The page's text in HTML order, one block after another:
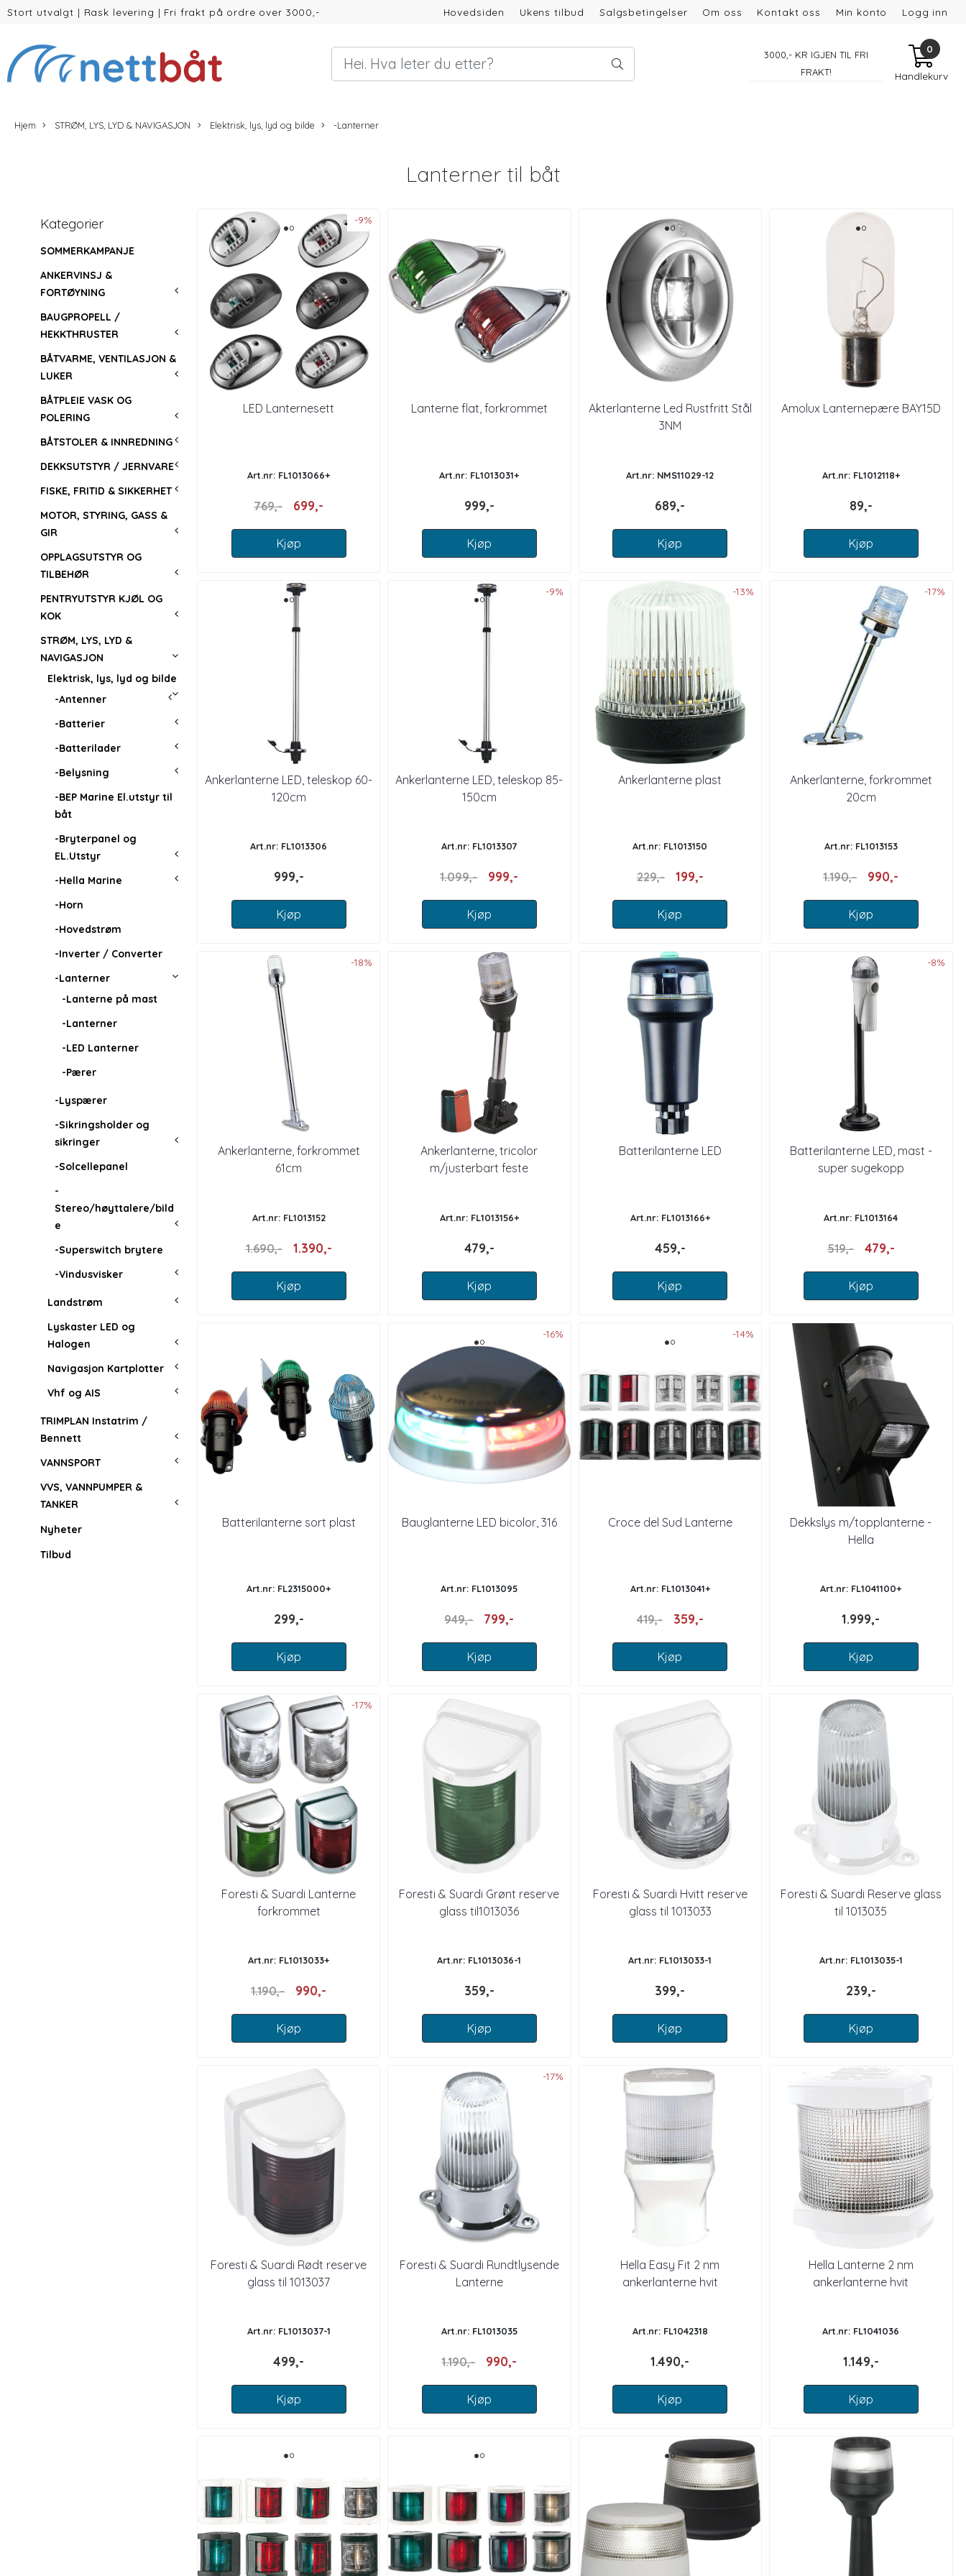
Stort utvalgt | Rask levering | Fri frakt på ordre over 3000,-
Hovedsiden Ukens tilbud Salgsbetingelser Om oss Kontakt oss Min konto Logg inn
3000 ,- KR IGJEN TIL FRI
FRAKT!
0
Handlekurv
Hjem STRØM, LYS, LYD & NAVIGASJON Elektrisk, lys, lyd og bilde -Lanterner
Lanterner til båt
Kategorier
SOMMERKAMPANJE
ANKERVINSJ &
FORTØYNING
BAUGPROPELL /
HEKKTHRUSTER
BÅTVARME, VENTILASJON &
LUKER
BÅTPLEIE VASK OG
POLERING
BÅTSTOLER & INNREDNING
DEKKSUTSTYR / JERNVARE
FISKE, FRITID & SIKKERHET
MOTOR, STYRING, GASS &
GIR
OPPLAGSUTSTYR OG
TILBEHØR
PENTRYUTSTYR KJØL OG
KOK
STRØM, LYS, LYD &
NAVIGASJON
Elektrisk, lys, lyd og bilde
-Antenner
-Batterier
-Batterilader
-Belysning
-BEP Marine El.utstyr til
båt
-Bryterpanel og
EL.Utstyr
-Hella Marine
-Horn
-Hovedstrøm
-Inverter / Converter
-Lanterner
-Lanterne på mast
-Lanterner
-LED Lanterner
-Pærer
-Lyspærer
-Sikringsholder og
sikringer
-Solcellepanel
-
Stereo/høyttalere/bild
e
-Superswitch brytere
-Vindusvisker
Landstrøm
Lyskaster LED og
Halogen
Navigasjon Kartplotter
Vhf og AIS
TRIMPLAN Instatrim /
Bennett
VANNSPORT
VVS, VANNPUMPER &
TANKER
Nyheter
Tilbud
-9%
LED Lanternesett
Art.nr: FL1013066+
769,- 699,-
Kjøp
Lanterne flat, forkrommet
Art.nr: FL1013031+
999,-
Kjøp
Akterlanterne Led Rustfritt Stål
3NM
Art.nr: NMS11029-12
689,-
Kjøp
Amolux Lanternepære BAY15D
Art.nr: FL1012118+
89,-
Kjøp
Ankerlanterne LED, teleskop 60-
120cm
Art.nr: FL1013306
999,-
Kjøp
-9%
Ankerlanterne LED, teleskop 85-
150cm
Art.nr: FL1013307
1.099,- 999,-
Kjøp
-13%
Ankerlanterne plast
Art.nr: FL1013150
229,- 199,-
Kjøp
-17%
Ankerlanterne, forkrommet
20cm
Art.nr: FL1013153
1.190,- 990,-
Kjøp
-18%
Ankerlanterne, forkrommet
61cm
Art.nr: FL1013152
1.690,- 1.390,-
Kjøp
Ankerlanterne, tricolor
m/justerbart feste
Art.nr: FL1013156+
479,-
Kjøp
Batterilanterne LED
Art.nr: FL1013166+
459,-
Kjøp
-8%
Batterilanterne LED, mast -
super sugekopp
Art.nr: FL1013164
519,- 479,-
Kjøp
Batterilanterne sort plast
Art.nr: FL2315000+
299,-
Kjøp
-16%
Bauglanterne LED bicolor, 316
Art.nr: FL1013095
949,- 799,-
Kjøp
-14%
Croce del Sud Lanterne
Art.nr: FL1013041+
419,- 359,-
Kjøp
Dekkslys m/topplanterne -
Hella
Art.nr: FL1041100+
1.999,-
Kjøp
-17%
Foresti & Suardi Lanterne
forkrommet
Art.nr: FL1013033+
1.190,- 990,-
Kjøp
Foresti & Suardi Grønt reserve
glass til1013036
Art.nr: FL1013036-1
359,-
Kjøp
Foresti & Suardi Hvitt reserve
glass til 1013033
Art.nr: FL1013033-1
399,-
Kjøp
Foresti & Suardi Reserve glass
til 1013035
Art.nr: FL1013035-1
239,-
Kjøp
Foresti & Suardi Rødt reserve
glass til 1013037
Art.nr: FL1013037-1
499,-
Kjøp
-17%
Foresti & Suardi Rundtlysende
Lanterne
Art.nr: FL1013035
1.190,- 990,-
Kjøp
Hella Easy Fit 2 nm
ankerlanterne hvit
Art.nr: FL1042318
1.490,-
Kjøp
Hella Lanterne 2 nm
ankerlanterne hvit
Art.nr: FL1041036
1.149,-
Kjøp